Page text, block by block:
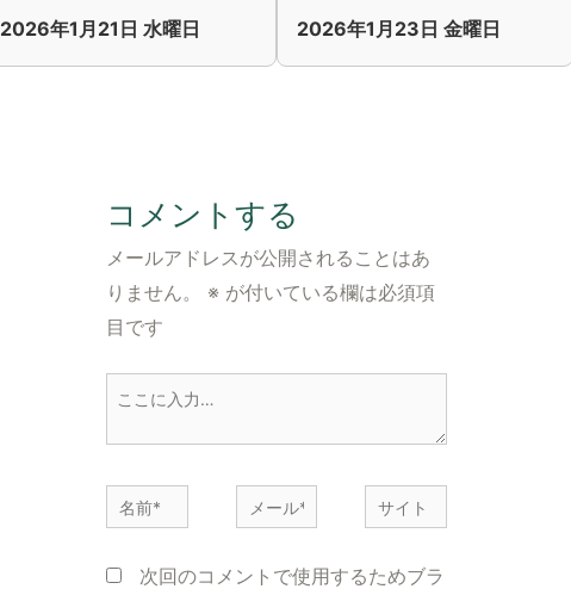
2026年1月21日 水曜日 2026年1月23日 金曜日
コメントする
メールアドレスが公開されることはあ
りません。
※ が付いている欄は必須項
目です
こ
入
力…
名
前
*
ー
ル
サ
イ
ト
次回のコメントで使用するためブラ